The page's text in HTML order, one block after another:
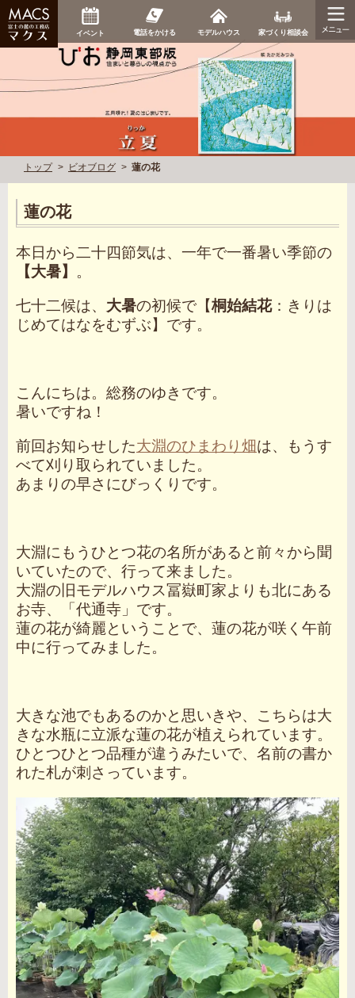
イベント 電話をかける モデルハウス 家づくり相談会
トップ ビオブログ 蓮の花
蓮の花
本日から二十四節気は、一年で一番暑い季節の
【大暑】 。
七十二候は、 大暑の初候で【桐始結花：きりは
じめてはなをむずぶ】です。
こんにちは。総務のゆきです。
暑いですね！
前回お知らせした大淵のひまわり畑は、もうす
べて刈り取られていました。
あまりの早さにびっくりです。
大淵にもうひとつ花の名所があると前々から聞
いていたので、行って来ました。
大淵の旧モデルハウス冨嶽町家よりも北にある
お寺、「代通寺」です。
蓮の花が綺麗ということで、蓮の花が咲く午前
中に行ってみました。
大きな池でもあるのかと思いきや、こちらは大
きな水瓶に立派な蓮の花が植えられています。
ひとつひとつ品種が違うみたいで、名前の書か
れた札が刺さっています。